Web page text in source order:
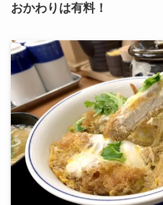
おかわりは有料！